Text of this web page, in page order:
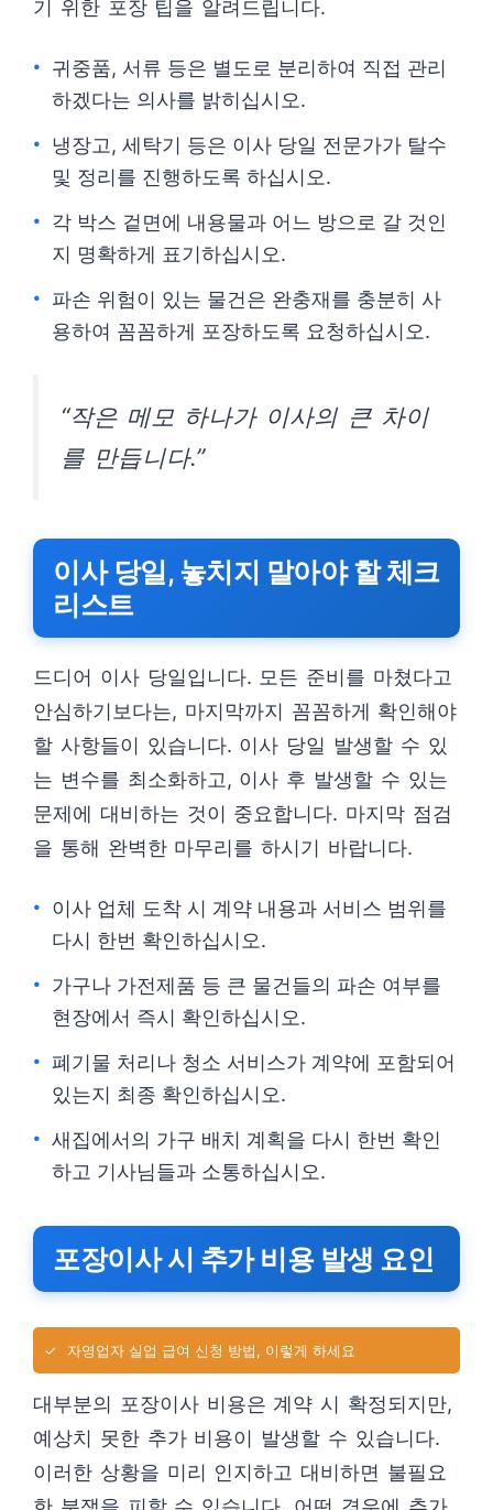
기 위한 포장 팁을 알려드립니다.
귀중품, 서류 등은 별도로 분리하여 직접 관리
하겠다는 의사를 밝히십시오.
냉장고, 세탁기 등은 이사 당일 전문가가 탈수
및 정리를 진행하도록 하십시오.
각 박스 겉면에 내용물과 어느 방으로 갈 것인
지 명확하게 표기하십시오.
파손 위험이 있는 물건은 완충재를 충분히 사
용하여 꼼꼼하게 포장하도록 요청하십시오.
“작은 메모 하나가 이사의 큰 차이
를 만듭니다.”
이사 당일, 놓치지 말아야 할 체크
리스트
드디어 이사 당일입니다. 모든 준비를 마쳤다고
안심하기보다는, 마지막까지 꼼꼼하게 확인해야
할 사항들이 있습니다. 이사 당일 발생할 수 있
는 변수를 최소화하고, 이사 후 발생할 수 있는
문제에 대비하는 것이 중요합니다. 마지막 점검
을 통해 완벽한 마무리를 하시기 바랍니다.
이사 업체 도착 시 계약 내용과 서비스 범위를
다시 한번 확인하십시오.
가구나 가전제품 등 큰 물건들의 파손 여부를
현장에서 즉시 확인하십시오.
폐기물 처리나 청소 서비스가 계약에 포함되어
있는지 최종 확인하십시오.
새집에서의 가구 배치 계획을 다시 한번 확인
하고 기사님들과 소통하십시오.
포장이사 시 추가 비용 발생 요인
✓ 자영업자 실업 급여 신청 방법, 이렇게 하세요
대부분의 포장이사 비용은 계약 시 확정되지만,
예상치 못한 추가 비용이 발생할 수 있습니다.
이러한 상황을 미리 인지하고 대비하면 불필요